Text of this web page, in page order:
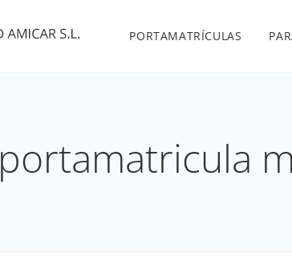
PORTAMATRÍCULAS
portamatricula